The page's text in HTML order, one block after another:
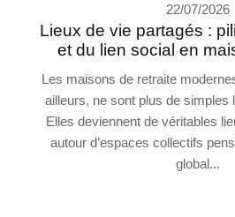
22/07/2026
Lieux de vie partagés :
et du lien social en
Les maisons de retraite
ailleurs, ne sont plus de simples
Elles deviennent de véritables
autour d’espaces collectifs
global...